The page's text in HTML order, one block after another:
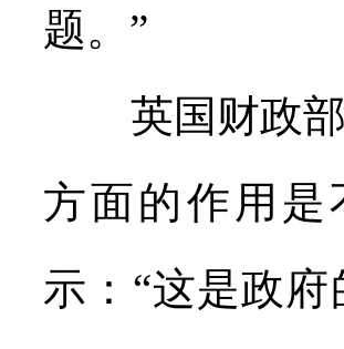
题。”
英国财政部
方面的作用
示：“这是政